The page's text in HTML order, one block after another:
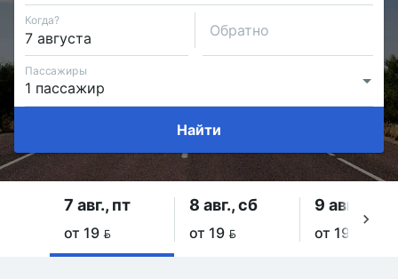
Когда?
Обратно
Пассажиры
Найти
7 авг., пт
от 19 
8 авг., сб
от 19 
9 авг., вс
от 19 